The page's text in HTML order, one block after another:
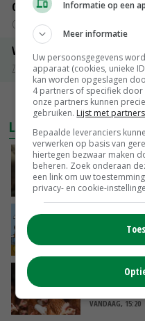
Gerst
Groningen
Volle melkpoeder
Zuivel NL
MEER
LAATSTE NIEUWS
zorgen voor
VANDAAG, 16:01
groot:
VANDAAG, 15:33
Vlaamse
groeit door
VANDAAG, 15:20
Informatie op een
Meer informatie
Uw persoonsgegevens
apparaat (cookies, unieke
kan worden opgeslagen
4 partners of specifiek
onze partners kunnen
gebruiken. Lijst met
Bepaalde leveranciers
verwerken op basis van
hiertegen bezwaar maken
beheren. Zoek onderaan
een link om uw
privacy- en cookie-